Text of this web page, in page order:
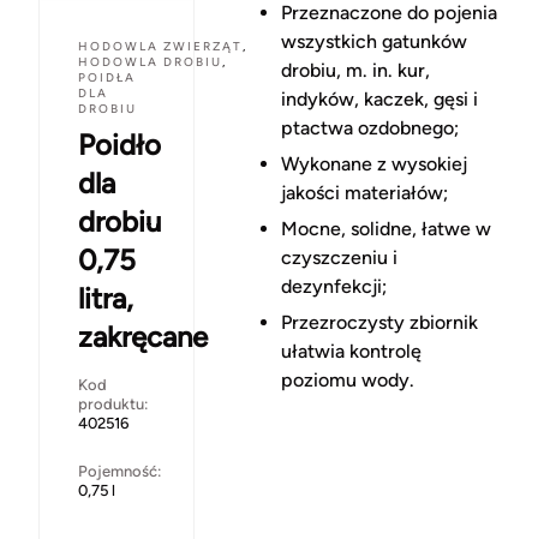
HODOWLA ZWIERZĄT,
HODOWLA DROBIU,
POIDŁA
DLA
DROBIU
Poidło
dla
drobiu
0,75
litra,
zakręcane
Kod
produktu:
402516
Pojemność:
0,75 l
Przeznaczone do pojenia
wszystkich gatunków
drobiu, m. in. kur,
indyków, kaczek, gęsi i
ptactwa ozdobnego;
Wykonane z wysokiej
jakości materiałów;
Mocne, solidne, łatwe w
czyszczeniu i
dezynfekcji;
Przezroczysty zbiornik
ułatwia kontrolę
poziomu wody.